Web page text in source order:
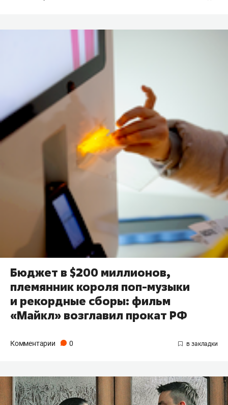
Бюджет в $200 миллионов,
племянник короля поп-музыки
и рекордные сборы: фильм
«Майкл» возглавил прокат РФ
Комментарии 0